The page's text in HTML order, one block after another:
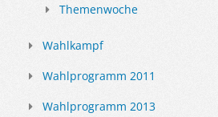
Themenwoche
Wahlkampf
Wahlprogramm 2011
Wahlprogramm 2013